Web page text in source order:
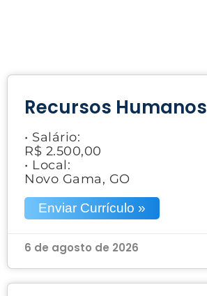
Recursos Humanos
• Salário:
R$ 2.500,00
• Local:
Novo Gama, GO
Enviar Currículo »
6 de agosto de 2026